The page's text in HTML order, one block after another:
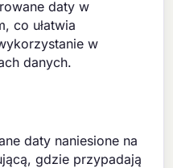
daty w
co ułatwia
w
danych.
daty naniesione na
gdzie przypadają